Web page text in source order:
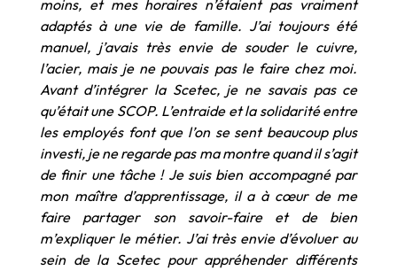
moins, et mes horaires n’étaient pas vraiment
adaptés à une vie de famille. J’ai toujours été
manuel, j’avais très envie de souder le cuivre,
l’acier, mais je ne pouvais pas le faire chez moi.
Avant d’intégrer la Scetec, je ne savais pas ce
qu’était une SCOP. L’entraide et la solidarité entre
les employés font que l’on se sent beaucoup plus
investi, je ne regarde pas ma montre quand il s’agit
de finir une tâche ! Je suis bien accompagné par
mon maître d’apprentissage, il a à cœur de me
faire partager son savoir-faire et de bien
m’expliquer le métier. J’ai très envie d’évoluer au
sein de la Scetec pour appréhender différents